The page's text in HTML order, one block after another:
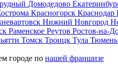
Домодедово
Красногорск Краснодар
Нижний Новгород
Раменское Реутов Ростов-на-
Томск Троицк Тула Тюмень
городе по нашей франшизе